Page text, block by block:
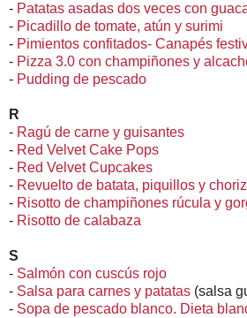
- Patatas asadas dos veces con
- Picadillo de tomate, atún y surimi
- Pimientos confitados- Canapés
- Pizza 3.0 con champiñones y
- Pudding de pescado
R
- Ragú de carne y guisantes
- Red Velvet Cake Pops
- Red Velvet Cupcakes
- Revuelto de batata, piquillos y
- Risotto de champiñones rúcula y
- Risotto de calabaza
S
- Salmón con cuscús rojo
- Salsa para carnes y patatas (salsa
- Sopa de pescado blanco. Dieta